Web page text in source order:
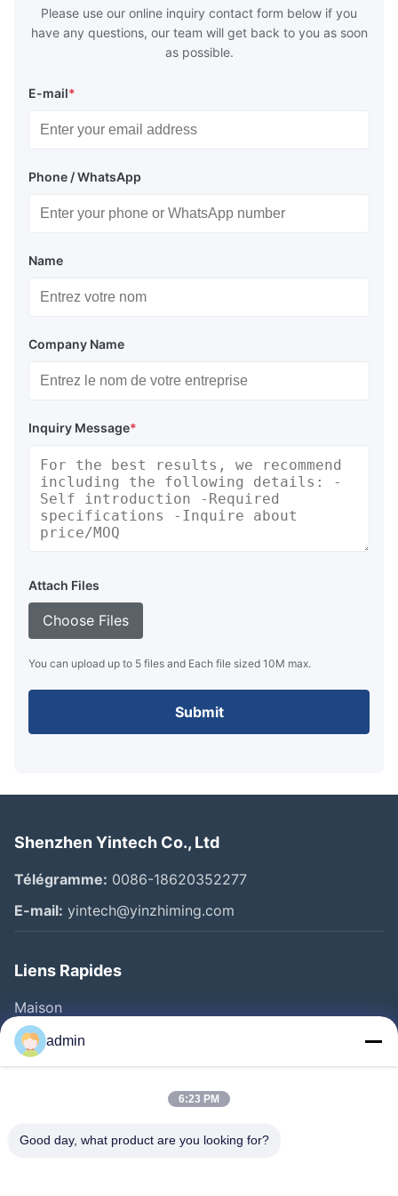
Please use our online inquiry contact form below if you
have any questions, our team will get back to you as soon
as possible.
E-mail*
Phone / WhatsApp
Name
Company Name
Inquiry Message*
Attach Files
Choose Files
You can upload up to 5 files and Each file sized 10M max.
Submit
Shenzhen Yintech Co., Ltd
Télégramme: 0086-18620352277
E-mail: yintech@yinzhiming.com
Liens Rapides
Maison
Produits
Vidéos
Visite D'usine
admin
6:23 PM
Good day, what product are you looking for?